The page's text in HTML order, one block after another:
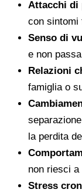
Attacchi di
con sintomi
Senso di
e non
Relazioni
famiglia o
la perdita
non riesci a
Stress